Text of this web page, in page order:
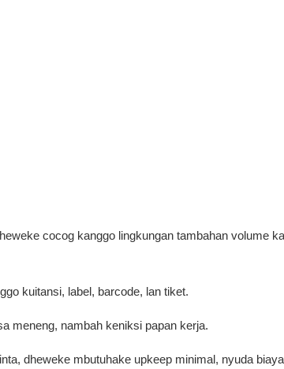
cocog kanggo lingkungan tambahan volume
kuitansi, label, barcode, lan tiket.
meneng, nambah keniksi papan kerja.
dheweke mbutuhake upkeep minimal, nyuda